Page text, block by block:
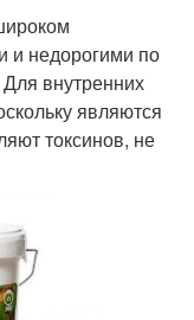
и недорогими по
внутренних
являются
токсинов, не